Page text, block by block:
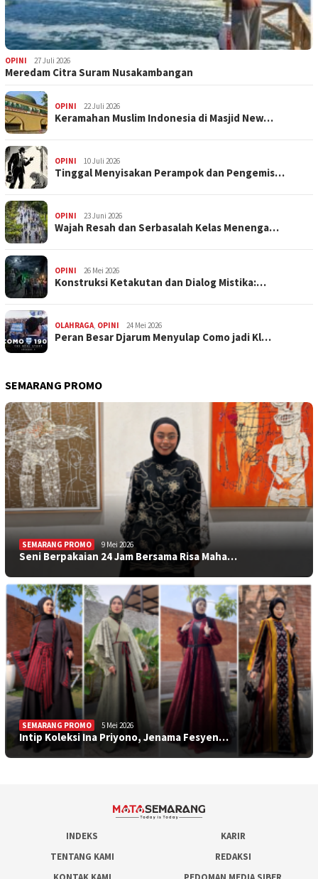
OPINI 27 Juli 2026
Meredam Citra Suram Nusakambangan
OPINI 22 Juli 2026
Keramahan Muslim Indonesia di Masjid New…
OPINI 10 Juli 2026
Tinggal Menyisakan Perampok dan Pengemis…
OPINI 23 Juni 2026
Wajah Resah dan Serbasalah Kelas Menenga…
OPINI 26 Mei 2026
Konstruksi Ketakutan dan Dialog Mistika:…
OLAHRAGA, OPINI 24 Mei 2026
Peran Besar Djarum Menyulap Como jadi Kl…
SEMARANG PROMO
SEMARANG PROMO 9 Mei 2026
Seni Berpakaian 24 Jam Bersama Risa Maha…
SEMARANG PROMO 5 Mei 2026
Intip Koleksi Ina Priyono, Jenama Fesyen…
INDEKS
KARIR
TENTANG KAMI
REDAKSI